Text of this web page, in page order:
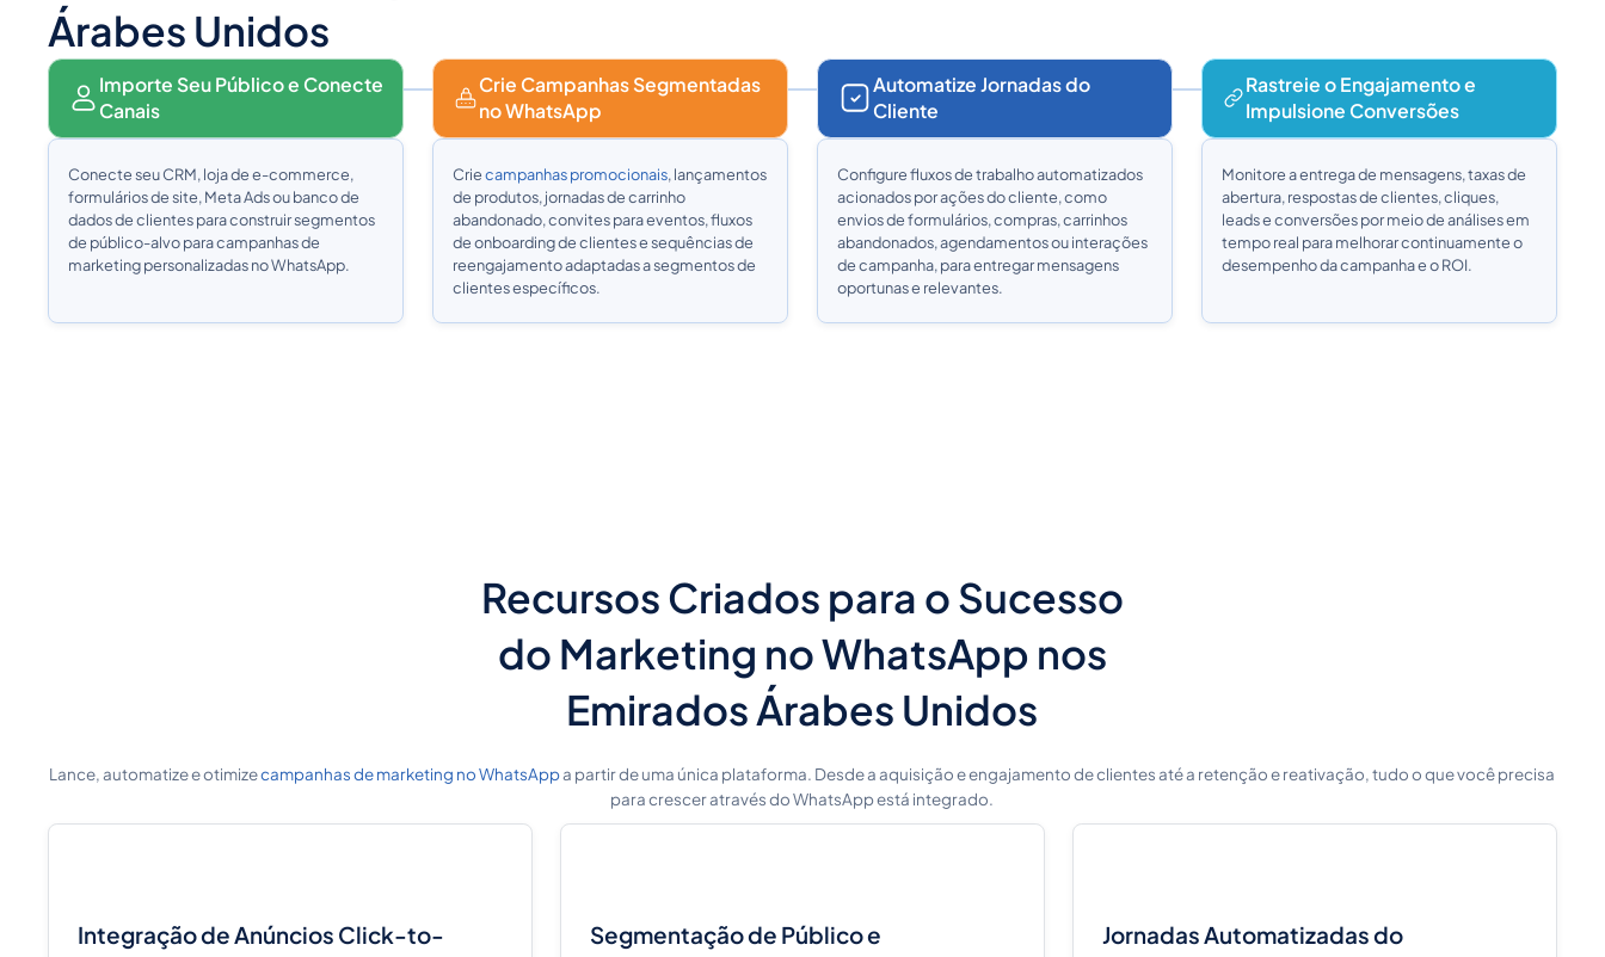
Árabes Unidos
Importe Seu Público e Conecte
Canais
Conecte seu CRM, loja de e-commerce,
formulários de site, Meta Ads ou banco de
dados de clientes para construir segmentos
de público-alvo para campanhas de
marketing personalizadas no WhatsApp.
Crie Campanhas Segmentadas
no WhatsApp
Criecampanhas promocionais, lançamentos
de produtos, jornadas de carrinho
abandonado, convites para eventos, fluxos
de onboarding de clientes e sequências de
reengajamento adaptadas a segmentos de
clientes específicos.
Automatize Jornadas do
Cliente
Configure fluxos de trabalho automatizados
acionados por ações do cliente, como
envios de formulários, compras, carrinhos
abandonados, agendamentos ou interações
de campanha, para entregar mensagens
oportunas e relevantes.
Rastreie o Engajamento e
Impulsione Conversões
Monitore a entrega de mensagens, taxas de
abertura, respostas de clientes, cliques,
leads e conversões por meio de análises em
tempo real para melhorar continuamente o
desempenho da campanha e o ROI.
Recursos Criados para o Sucesso
do Marketing no WhatsApp nos
Emirados Árabes Unidos
Lance, automatize e otimizecampanhas de marketing no WhatsAppa partir de uma única plataforma. Desde a aquisição e engajamento de clientes até a retenção e reativação, tudo o que você precisa
para crescer através do WhatsApp está integrado.
Integração de Anúncios Click-to-
Segmentação de Público e
Jornadas Automatizadas do